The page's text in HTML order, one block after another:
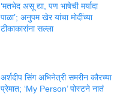
‘मतभेद असू द्या, पण भाषेची मर्यादा
पाळा’; अनुपम खेर यांचा मोदींच्या
टीकाकारांना सल्ला
अर्शदीप सिंग अभिनेत्री समरीन कौरच्या
प्रेमात; ‘My Person’ पोस्टने नातं